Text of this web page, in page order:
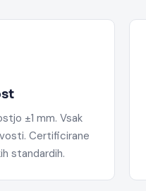
±1 mm. Vsak
Certificirane
standardih.